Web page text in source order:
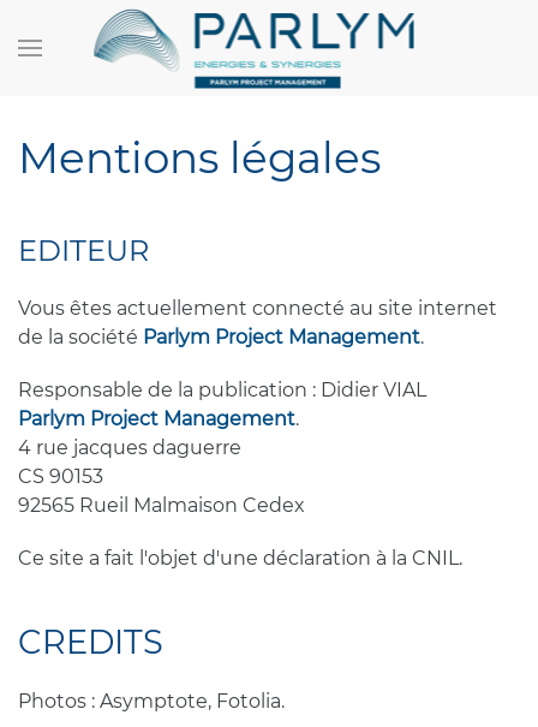
Mentions légales
EDITEUR
Vous êtes actuellement connecté au site internet
de la société Parlym Project Management.
Responsable de la publication : Didier VIAL
Parlym Project Management.
4 rue jacques daguerre
CS 90153
92565 Rueil Malmaison Cedex
Ce site a fait l'objet d'une déclaration à la CNIL.
CREDITS
Photos : Asymptote, Fotolia.